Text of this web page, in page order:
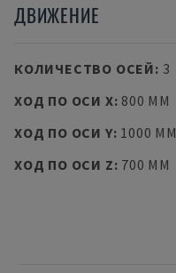
ДВИЖЕНИЕ
КОЛИЧЕСТВО ОСЕЙ: 3
ХОД ПО ОСИ X: 800 MM
ХОД ПО ОСИ Y: 1000 MM
ХОД ПО ОСИ Z: 700 MM